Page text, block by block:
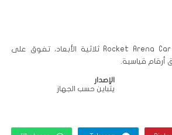
أحد أفضل ألعاب السباقات وهي لعبة Rocket Arena Car Extreme ثلاثية الأبعاد، تفوق على
أرقام قياسية.
الإصدار
يتباين حسب الجهاز